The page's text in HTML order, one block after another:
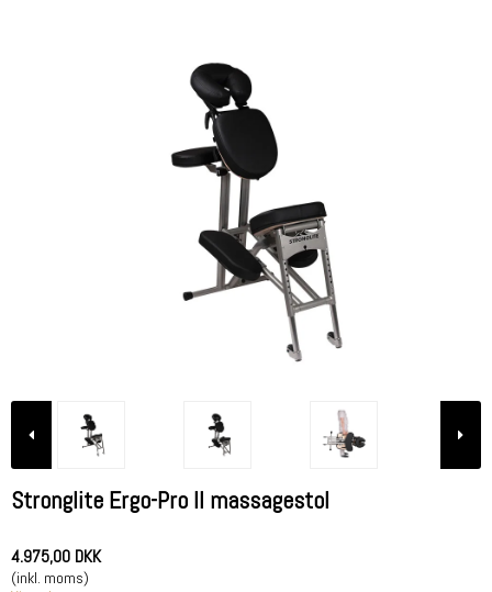
Stronglite Ergo-Pro II massagestol
4.975,00 DKK
(inkl. moms)